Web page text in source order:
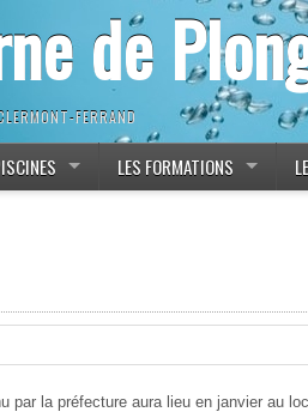
de
FERRAND
LES FORMATIONS
par la préfecture aura lieu en janvier au